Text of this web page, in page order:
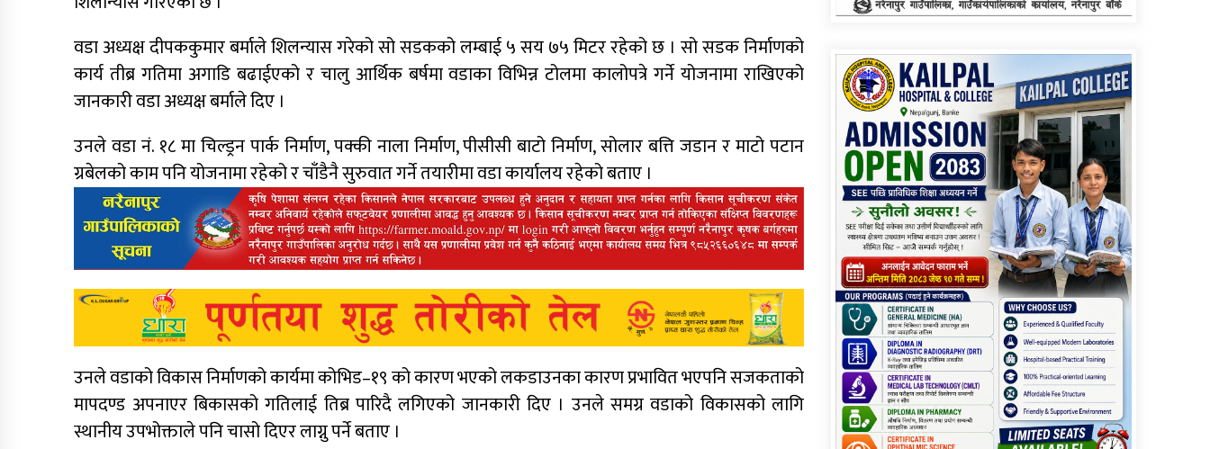
वडा अध्यक्ष दीपककुमार बर्माले शिलन्यास गरेको सो सडकको लम्बाई ५ सय ७५ मिटर रहेको छ । सो सडक निर्माणको
कार्य तीब्र गतिमा अगाडि बढाईएको र चालु आर्थिक बर्षमा वडाका विभिन्न टोलमा कालोपत्रे गर्ने योजनामा राखिएको
जानकारी वडा अध्यक्ष बर्माले दिए ।
उनले वडा नं. १८ मा चिल्ड्रन पार्क निर्माण, पक्की नाला निर्माण, पीसीसी बाटो निर्माण, सोलार बत्ति जडान र माटो पटान
ग्रबेलको काम पनि योजनामा रहेको र चाँडैनै सुरुवात गर्ने तयारीमा वडा कार्यालय रहेको बताए ।
उनले वडाको विकास निर्माणको कार्यमा कोभिड–१९ को कारण भएको लकडाउनका कारण प्रभावित भएपनि सजकताको
मापदण्ड अपनाएर बिकासको गतिलाई तिब्र पारिदै लगिएको जानकारी दिए । उनले समग्र वडाको विकासको लागि
स्थानीय उपभोक्ताले पनि चासो दिएर लाग्नु पर्ने बताए ।